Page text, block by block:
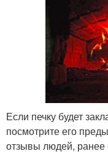
Если печку будет
посмотрите его
отзывы людей, ранее